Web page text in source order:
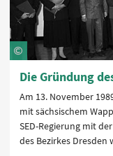
Die Gründung
Am 13. November
mit sächsischem
SED-Regierung mit
des Bezirkes